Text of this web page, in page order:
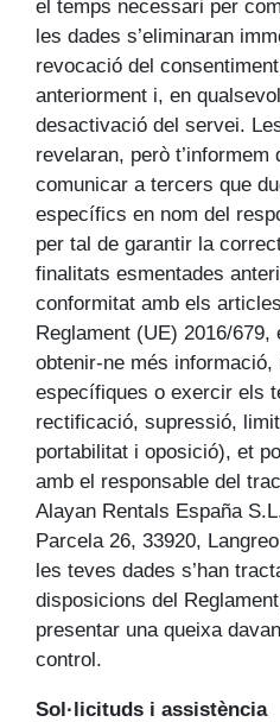
el temps necessari per
les dades s’eliminaran
revocació del
anteriorment i, en
desactivació del servei.
revelaran, però t’informem
comunicar a tercers que
específics en nom del
per tal de garantir la
finalitats esmentades
conformitat amb els
Reglament (UE) 2016/
obtenir-ne més informació,
específiques o exercir els
rectificació, supressió,
portabilitat i oposició), et
amb el responsable del
Alayan Rentals España
Parcela 26, 33920,
les teves dades s’han
disposicions del
presentar una queixa
control.
Sol·licituds i assistència